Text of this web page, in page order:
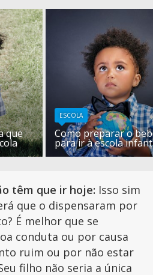
que
ESCOLA
Como preparar o
para ir à escola
têm que ir hoje: Isso sim
que o dispensaram por
É melhor que se
conduta ou por causa
ruim ou por não estar
filho não seria a única